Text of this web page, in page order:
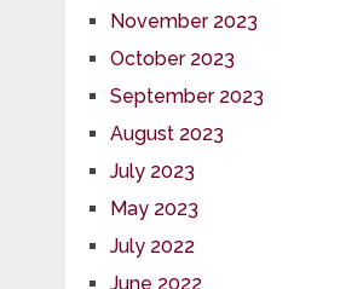
November 2023
October 2023
September 2023
August 2023
July 2023
May 2023
July 2022
June 2022